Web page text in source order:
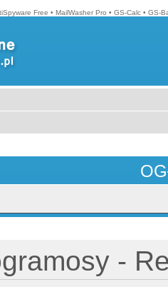
Free • MailWasher Pro • GS-Calc • GS-
-